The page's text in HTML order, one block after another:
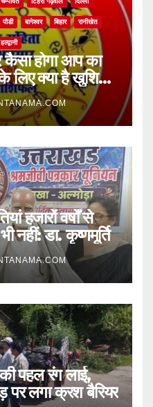
पौडी बागेश्वर बिहार रानीखेत
हल्द्वानी
कैसा होगा आप का
क्या है खुशियां,
हजारों वर्षों से
नहीं: डा. कृष्णमूर्ति
की पहल रंग लाई,
पर लगा क्रश बैरियर